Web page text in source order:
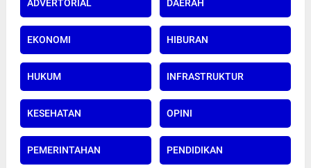
ADVERTORIAL DAERAH
EKONOMI HIBURAN
HUKUM INFRASTRUKTUR
KESEHATAN OPINI
PEMERINTAHAN PENDIDIKAN